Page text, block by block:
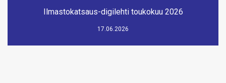
Ilmastokatsaus-digilehti toukokuu 2026
17.06.2026